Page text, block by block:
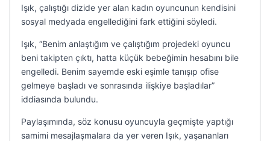
Işık, çalıştığı dizide yer alan kadın oyuncunun kendisini
sosyal medyada engellediğini fark ettiğini söyledi.
Işık, “Benim anlaştığım ve çalıştığım projedeki oyuncu
beni takipten çıktı, hatta küçük bebeğimin hesabını bile
engelledi. Benim sayemde eski eşimle tanışıp ofise
gelmeye başladı ve sonrasında ilişkiye başladılar”
iddiasında bulundu.
Paylaşımında, söz konusu oyuncuyla geçmişte yaptığı
samimi mesajlaşmalara da yer veren Işık, yaşananları